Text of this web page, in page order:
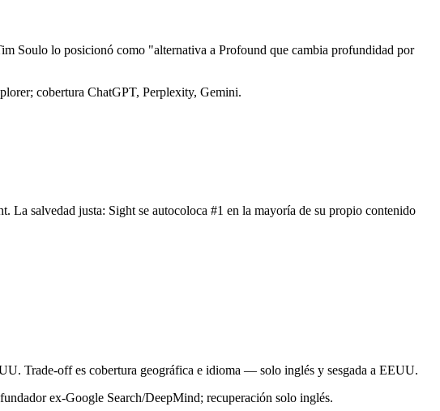
Soulo lo posicionó como "alternativa a Profound que cambia profundidad por
cobertura ChatGPT, Perplexity, Gemini.
salvedad justa: Sight se autocoloca #1 en la mayoría de su propio contenido
Trade-off es cobertura geográfica e idioma — solo inglés y sesgada a EEUU.
ex-Google Search/DeepMind; recuperación solo inglés.